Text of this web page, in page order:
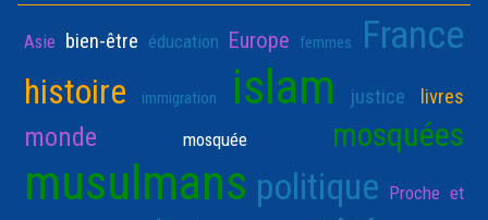
Asie bien-être éducation Europe femmes France
histoire immigration islam justice livres
monde mosquée mosquées
musulmans politique Proche et